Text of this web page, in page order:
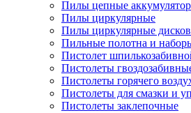
Пилы цепные
Пилы циркулярные
Пилы циркулярные
Пильные полотна и
Пистолет
Пистолеты
Пистолеты горячего
Пистолеты для смазки и
Пистолеты заклепочные